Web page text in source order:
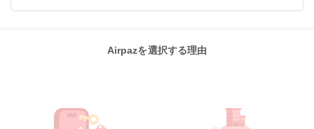
Airpazを選択する理由